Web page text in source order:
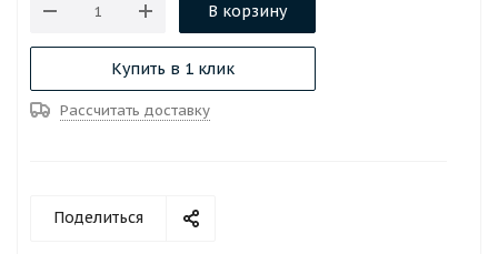
В корзину
Купить в 1 клик
Рассчитать доставку
Поделиться